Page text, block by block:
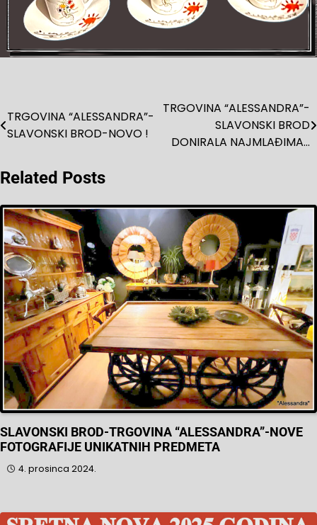
Navigacija
objava
TRGOVINA “ALESSANDRA”-
SLAVONSKI BROD-NOVO !
TRGOVINA “ALESSANDRA”-
SLAVONSKI BROD
DONIRALA NAJMLAĐIMA…
Related Posts
SLAVONSKI BROD-TRGOVINA “ALESSANDRA”-NOVE
FOTOGRAFIJE UNIKATNIH PREDMETA
4. prosinca 2024.